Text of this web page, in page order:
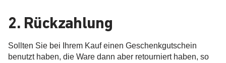
2. Rückzahlung
Sollten Sie bei Ihrem Kauf einen Geschenkgutschein
benutzt haben, die Ware dann aber retourniert haben, so